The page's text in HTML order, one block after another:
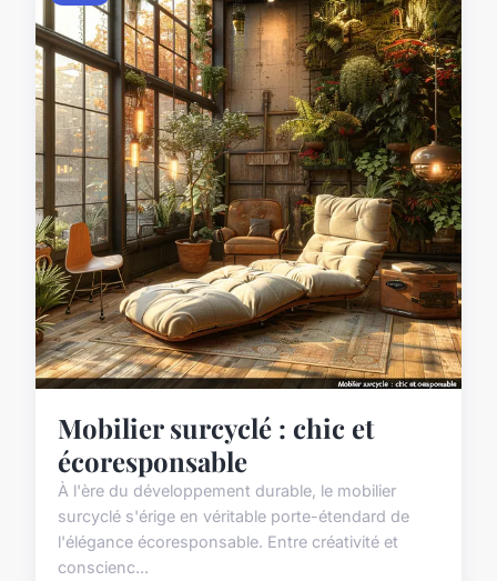
Mobilier surcyclé : chic et
écoresponsable
À l'ère du développement durable, le mobilier
surcyclé s'érige en véritable porte-étendard de
l'élégance écoresponsable. Entre créativité et
conscienc...